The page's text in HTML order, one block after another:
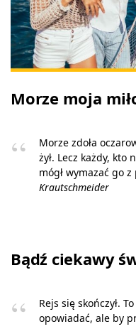
Morze moja
Morze zdoła
żył. Lecz każdy, kto
mógł wymazać go
Krautschmeider
Bądź ciekawy
Rejs się skończył.
opowiadać, ale by